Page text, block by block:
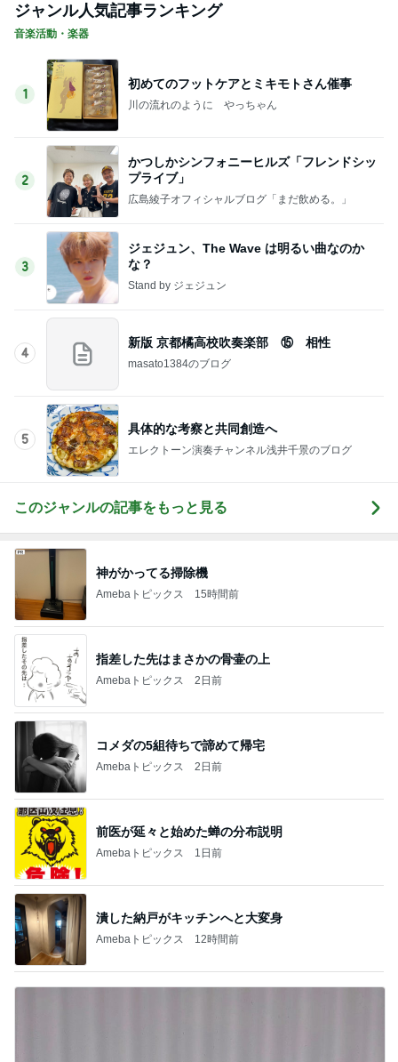
ジャンル人気記事ランキング
音楽活動・楽器
1
初めてのフットケアとミキモトさん催事
川の流れのように やっちゃん
2
かつしかシンフォニーヒルズ「フレンドシッ
プライブ」
広島綾子オフィシャルブログ「まだ飲める。」
3
ジェジュン、The Wave は明るい曲なのか
な？
Stand by ジェジュン
4
新版 京都橘高校吹奏楽部 ⑮ 相性
masato1384のブログ
5
具体的な考察と共同創造へ
エレクトーン演奏チャンネル浅井千景のブログ
このジャンルの記事をもっと見る
神がかってる掃除機
Amebaトピックス 15時間前
指差した先はまさかの骨壷の上
Amebaトピックス 2日前
コメダの5組待ちで諦めて帰宅
Amebaトピックス 2日前
前医が延々と始めた蝉の分布説明
Amebaトピックス 1日前
潰した納戸がキッチンへと大変身
Amebaトピックス 12時間前